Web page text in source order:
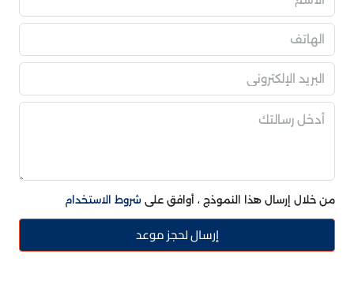
من خلال إرسال هذا النموذج ، أوافق على شروط الاستخدام
إرسال لحجز موعد